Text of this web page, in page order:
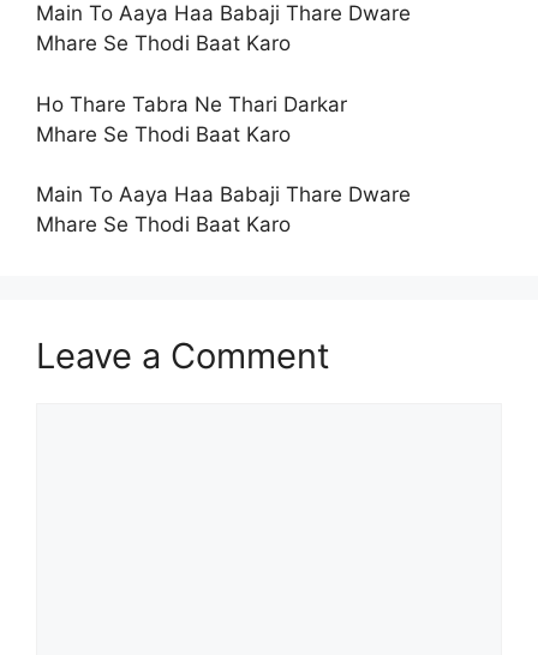
Main To Aaya Haa Babaji Thare Dware
Mhare Se Thodi Baat Karo
Ho Thare Tabra Ne Thari Darkar
Mhare Se Thodi Baat Karo
Main To Aaya Haa Babaji Thare Dware
Mhare Se Thodi Baat Karo
Leave a Comment